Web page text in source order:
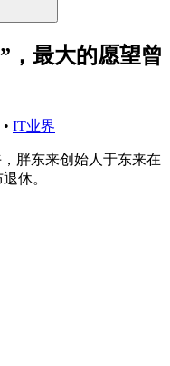
，最大的愿望曾
• IT业界
胖东来创始人于东来在
休。